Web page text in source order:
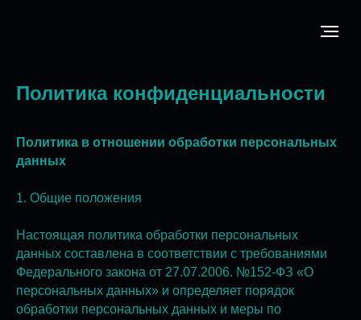
Политика конфиденциальности
Политика в отношении обработки персональных
данных
1. Общие положения
Настоящая политика обработки персональных
данных составлена в соответствии с требованиями
Федерального закона от 27.07.2006. №152-ФЗ «О
персональных данных» и определяет порядок
обработки персональных данных и меры по